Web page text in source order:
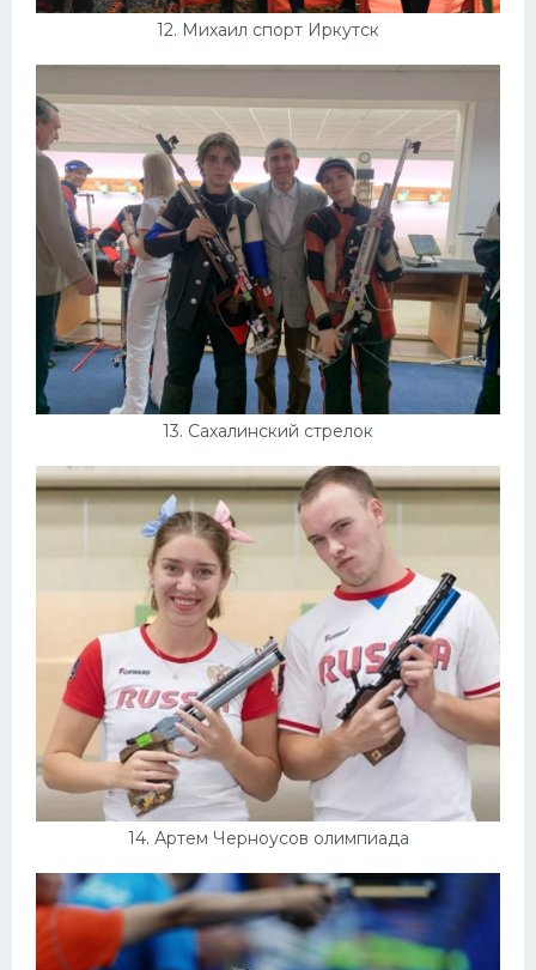
12. Михаил спорт Иркутск
13. Сахалинский стрелок
14. Артем Черноусов олимпиада